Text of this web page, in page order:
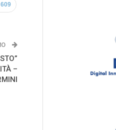
609
–